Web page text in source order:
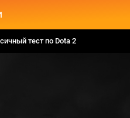
тест по Dota 2